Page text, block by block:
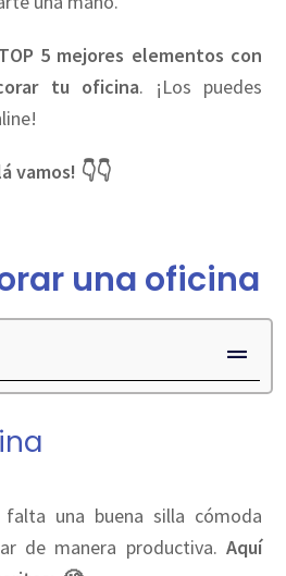
TOP 5 mejores elementos con
tu oficina. ¡Los puedes
vamos! 👇👇
una oficina
una buena silla cómoda
de manera productiva. Aquí